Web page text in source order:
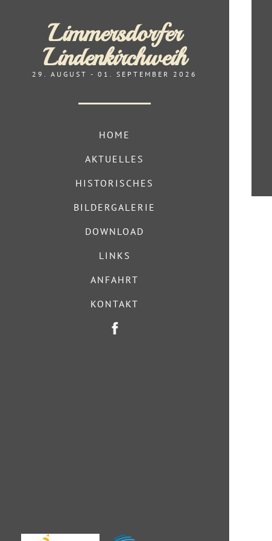
Limmersdorfer
Lindenkirchweih
29. AUGUST - 01. SEPTEMBER 2026
HOME
AKTUELLES
HISTORISCHES
BILDERGALERIE
DOWNLOAD
LINKS
ANFAHRT
KONTAKT